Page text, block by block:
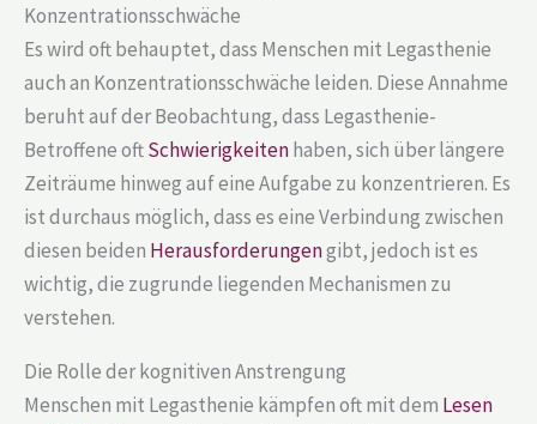
Konzentrationsschwäche
Es wird oft behauptet, dass Menschen mit Legasthenie
auch an Konzentrationsschwäche leiden. Diese Annahme
beruht auf der Beobachtung, dass Legasthenie-
Betroffene oftSchwierigkeitenhaben, sich über längere
Zeiträume hinweg auf eine Aufgabe zu konzentrieren. Es
ist durchaus möglich, dass es eine Verbindung zwischen
diesen beiden Herausforderungengibt, jedoch ist es
wichtig, die zugrunde liegenden Mechanismen zu
verstehen.
Die Rolle der kognitiven Anstrengung
Menschen mit Legasthenie kämpfen oft mit dem Lesen